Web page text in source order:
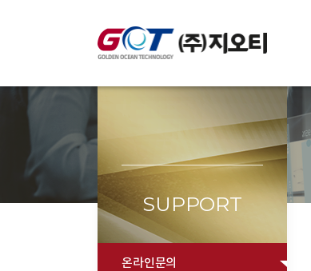
SUPPORT
온라인문의